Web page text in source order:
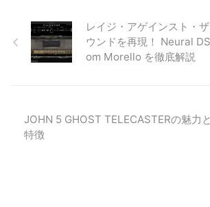
レイジ・アゲインスト・
ウンドを再現！ Neural
om Morello を徹底解説
JOHN 5 GHOST TELECASTERの魅力と
特徴